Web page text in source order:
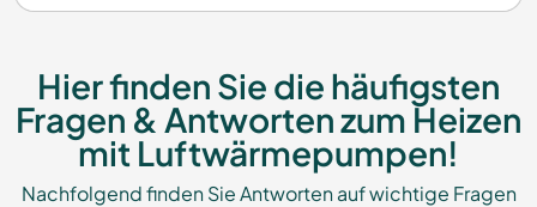
Hier finden Sie die häufigsten
Fragen & Antworten zum Heizen
mit Luftwärmepumpen!
Nachfolgend finden Sie Antworten auf wichtige Fragen